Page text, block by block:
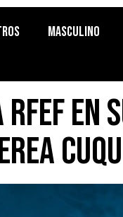
Masculino
RFEF